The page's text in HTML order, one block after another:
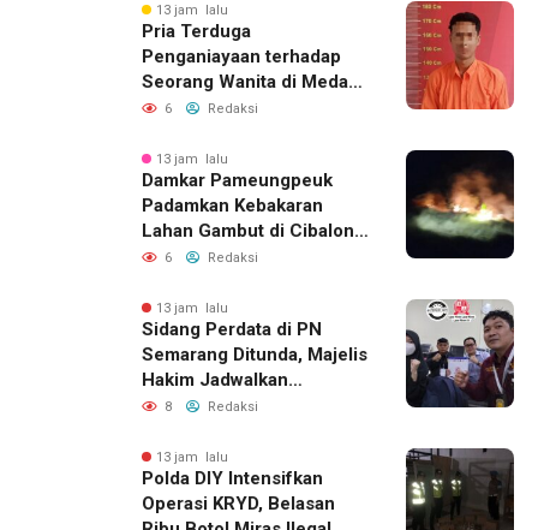
13 jam lalu
Pria Terduga
Penganiayaan terhadap
Seorang Wanita di Medan
Ditangkap Polisi
6 Redaksi
13 jam lalu
Damkar Pameungpeuk
Padamkan Kebakaran
Lahan Gambut di Cibalong,
Permukiman Warga
6 Redaksi
13 jam lalu
Sidang Perdata di PN
Semarang Ditunda, Majelis
Hakim Jadwalkan
Pemanggilan Ulang BPR
8 Redaksi
13 jam lalu
Polda DIY Intensifkan
Operasi KRYD, Belasan